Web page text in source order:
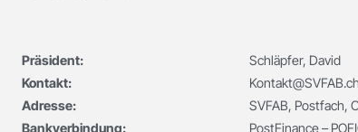
Präsident:
Schläpfer, David
Kontakt:
Kontakt@SVFAB.ch
Adresse:
SVFAB, Postfach,
Bankverbindung:
PostFinance –